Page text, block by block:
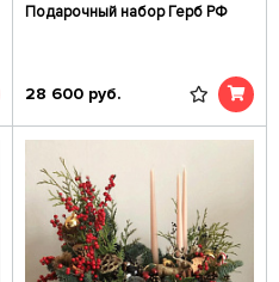
Подарочный набор Герб РФ
28 600 руб.